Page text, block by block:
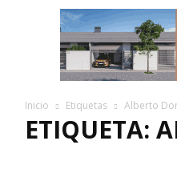
Inicio Etiquetas Alberto
ETIQUETA: